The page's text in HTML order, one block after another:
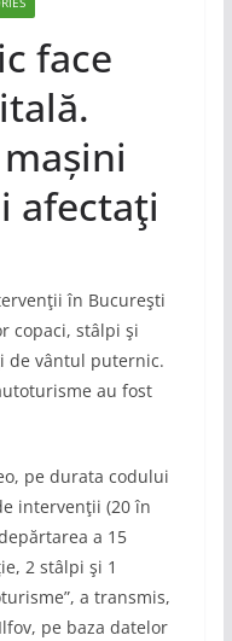
face
afectaţi
în Bucureşti
copaci, stâlpi şi
de vântul puternic.
au fost
pe durata codului
intervenţii (20 în
a 15
2 stâlpi şi 1
a transmis,
pe baza datelor